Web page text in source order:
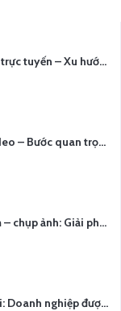
Quay & dựng bài giảng trực tuyến – Xu hướng đào tạo thời đại số
Dịch vụ viết kịch bản video – Bước quan trọng quyết định thành công nội dung
Thuê thiết bị quay phim – chụp ảnh: Giải pháp tối ưu chi phí cho doanh nghiệp
Tổ chức sự kiện trọn gói: Doanh nghiệp được gì khi chọn đơn vị chuyên nghiệp?